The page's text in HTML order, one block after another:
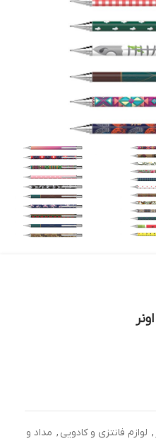
, لوازم فانتزی و کادویی , مداد و